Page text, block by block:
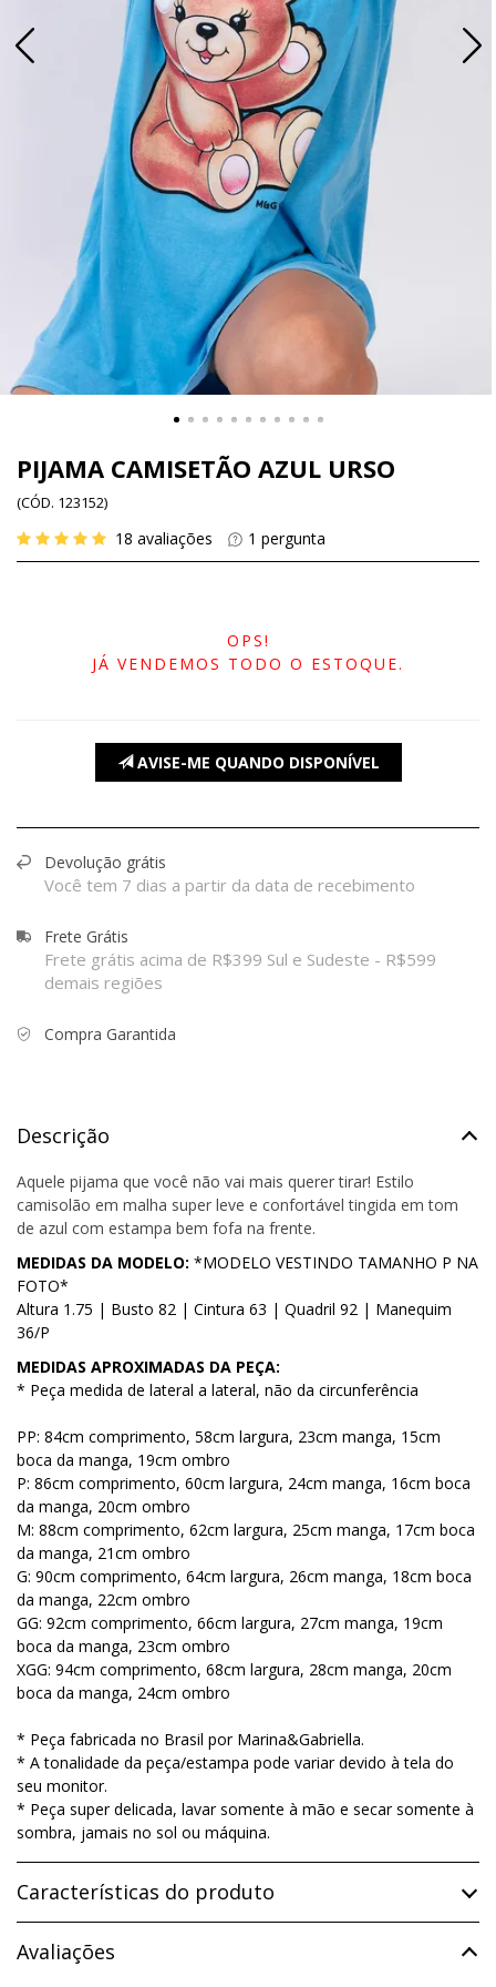
PIJAMA CAMISETÃO AZUL URSO
(CÓD. 123152)
18 avaliações 1 pergunta
OPS!
JÁ VENDEMOS TODO O ESTOQUE.
AVISE-ME QUANDO DISPONÍVEL
Devolução grátis
Você tem 7 dias a partir da data de recebimento
Frete Grátis
Frete grátis acima de R$399 Sul e Sudeste - R$599
demais regiões
Compra Garantida
Descrição
Aquele pijama que você não vai mais querer tirar! Estilo
camisolão em malha super leve e confortável tingida em tom
de azul com estampa bem fofa na frente.
MEDIDAS DA MODELO: *MODELO VESTINDO TAMANHO P NA
FOTO*
Altura 1.75 | Busto 82 | Cintura 63 | Quadril 92 | Manequim
36/P
MEDIDAS APROXIMADAS DA PEÇA:
* Peça medida de lateral a lateral, não da circunferência
PP: 84cm comprimento, 58cm largura, 23cm manga, 15cm
boca da manga, 19cm ombro
P: 86cm comprimento, 60cm largura, 24cm manga, 16cm boca
da manga, 20cm ombro
M: 88cm comprimento, 62cm largura, 25cm manga, 17cm boca
da manga, 21cm ombro
G: 90cm comprimento, 64cm largura, 26cm manga, 18cm boca
da manga, 22cm ombro
GG: 92cm comprimento, 66cm largura, 27cm manga, 19cm
boca da manga, 23cm ombro
XGG: 94cm comprimento, 68cm largura, 28cm manga, 20cm
boca da manga, 24cm ombro
* Peça fabricada no Brasil por Marina&Gabriella.
* A tonalidade da peça/estampa pode variar devido à tela do
seu monitor.
* Peça super delicada, lavar somente à mão e secar somente à
sombra, jamais no sol ou máquina.
Características do produto
Avaliações